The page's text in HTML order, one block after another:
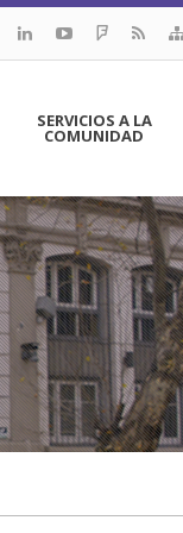
SERVICIOS A LA
COMUNIDAD